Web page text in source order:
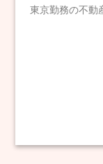
東京勤務の不動